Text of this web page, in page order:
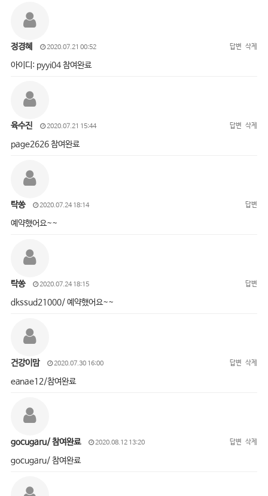
정경혜 2020.07.21 00:52 답변 삭제
아이디: pyyi04 참여완료
육수진 2020.07.21 15:44 답변 삭제
page2626 참여완료
탁쏭 2020.07.24 18:14 답변
예약했어요~~
탁쏭 2020.07.24 18:15 답변
dkssud21000/ 예약했어요~~
건강이맘 2020.07.30 16:00 답변 삭제
eanae12/참여완료
gocugaru/ 참여완료 2020.08.12 13:20 답변 삭제
gocugaru/ 참여완료